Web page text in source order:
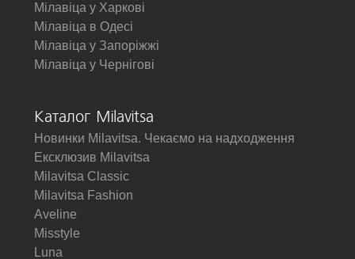
Мілавіца у Харкові
Мілавіца в Одесі
Мілавіца у Запоріжжі
Мілавіца у Чернігові
Каталог Milavitsa
Новинки Milavitsa. Чекаємо на надходження
Ексклюзив Milavitsa
Milavitsa Classic
Milavitsa Fashion
Aveline
Misstyle
Luna